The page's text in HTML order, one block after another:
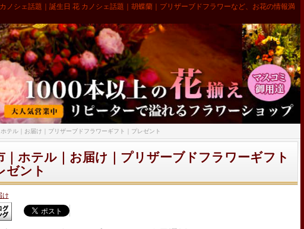
シェ話題｜誕生日 花 カノシェ話題｜胡蝶蘭｜プリザーブドフラワーなど、お花の情報満
テル｜お届け｜プリザーブドフラワーギフト｜プレゼント
｜ホテル｜お届け｜プリザーブドフラワーギフト
ゼント
け